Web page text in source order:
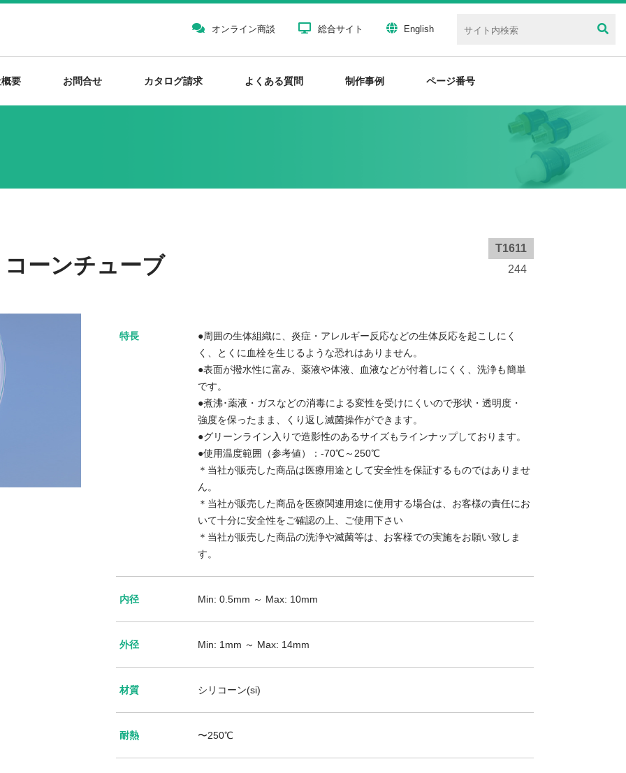
オンライン商談 総合サイト English
要 お問合せ カタログ請求 よくある質問 制作事例 ページ番号
ーンチューブ
T1611
244
特長
●周囲の生体組織に、炎症・アレルギー反応などの生体反応を起こしにく
く、とくに血栓を生じるような恐れはありません。
●表面が撥水性に富み、薬液や体液、血液などが付着しにくく、洗浄も簡単
です。
●煮沸･薬液・ガスなどの消毒による変性を受けにくいので形状・透明度・
強度を保ったまま、くり返し滅菌操作ができます。
●グリーンライン入りで造影性のあるサイズもラインナップしております。
●使用温度範囲（参考値）：-70℃～250℃
＊当社が販売した商品は医療用途として安全性を保証するものではありませ
ん。
＊当社が販売した商品を医療関連用途に使用する場合は、お客様の責任にお
いて十分に安全性をご確認の上、ご使用下さい
＊当社が販売した商品の洗浄や滅菌等は、お客様での実施をお願い致しま
す。
内径 Min: 0.5mm ～ Max: 10mm
外径 Min: 1mm ～ Max: 14mm
材質 シリコーン(si)
耐熱 〜250℃